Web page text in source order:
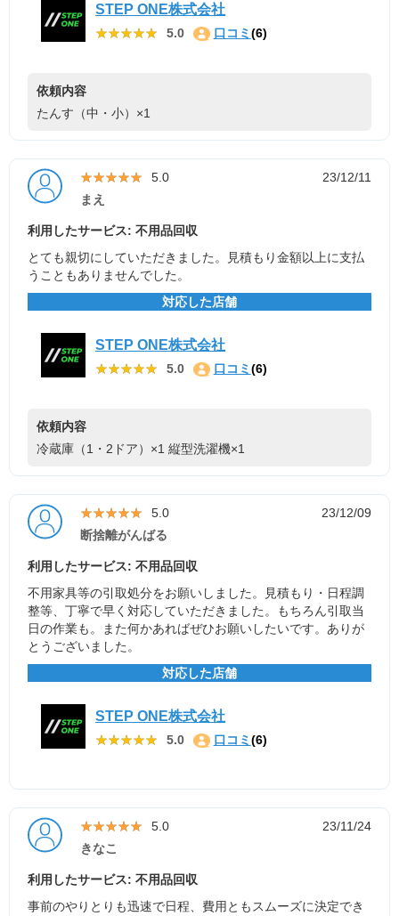
STEP ONE株式会社
★★★★★
★★★★★ 5.0 口コミ (6)
依頼内容
たんす（中・小）×1
★★★★★
★★★★★ 5.0
23/12/11
まえ
利用したサービス: 不用品回収
とても親切にしていただきました。見積もり金額以上に支払
うこともありませんでした。
対応した店舗
STEP ONE株式会社
★★★★★
★★★★★ 5.0 口コミ (6)
依頼内容
冷蔵庫（1・2ドア）×1 縦型洗濯機×1
★★★★★
★★★★★ 5.0
23/12/09
断捨離がんばる
利用したサービス: 不用品回収
不用家具等の引取処分をお願いしました。見積もり・日程調
整等、丁寧で早く対応していただきました。もちろん引取当
日の作業も。また何かあればぜひお願いしたいです。ありが
とうございました。
対応した店舗
STEP ONE株式会社
★★★★★
★★★★★ 5.0 口コミ (6)
★★★★★
★★★★★ 5.0
23/11/24
きなこ
利用したサービス: 不用品回収
事前のやりとりも迅速で日程、費用ともスムーズに決定でき